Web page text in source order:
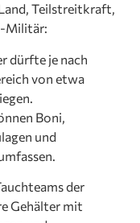
Teilstreitkraft,
Militär:
dürfte je nach
von etwa
Boni,
und
der
Gehälter mit